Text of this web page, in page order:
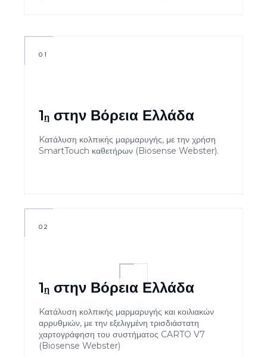
01
1ηστην Βόρεια Ελλάδα
Kατάλυση κολπικής μαρμαρυγής, με την χρήση
SmartTouch καθετήρων (Biosense Webster).
02
1ηστην Βόρεια Ελλάδα
Kατάλυση κολπικής μαρμαρυγής και κοιλιακών
αρρυθμιών, με την εξελιγμένη τρισδιάστατη
χαρτογράφηση του συστήματος CARTO V7
(Biosense Webster)